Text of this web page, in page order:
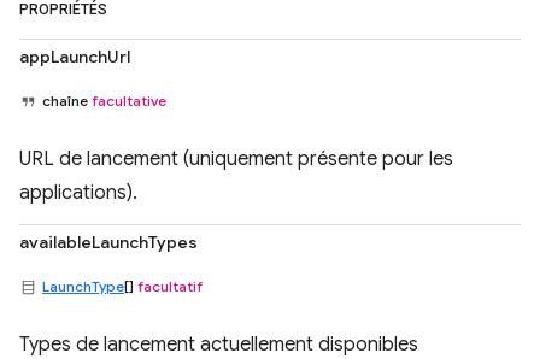
PROPRIÉTÉS
appLaunchUrl
chaîne facultative
URL de lancement (uniquement présente pour les
applications).
availableLaunchTypes
LaunchType[] facultatif
Types de lancement actuellement disponibles